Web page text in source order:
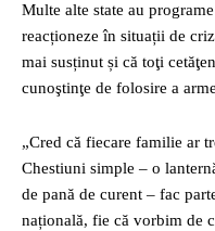
Multe alte state au
reacționeze în situații de
mai susținut și că toţi
cunoştinţe de folosire a
„Cred că fiecare familie ar
Chestiuni simple – o
de pană de curent – fac
națională, fie că vorbim de